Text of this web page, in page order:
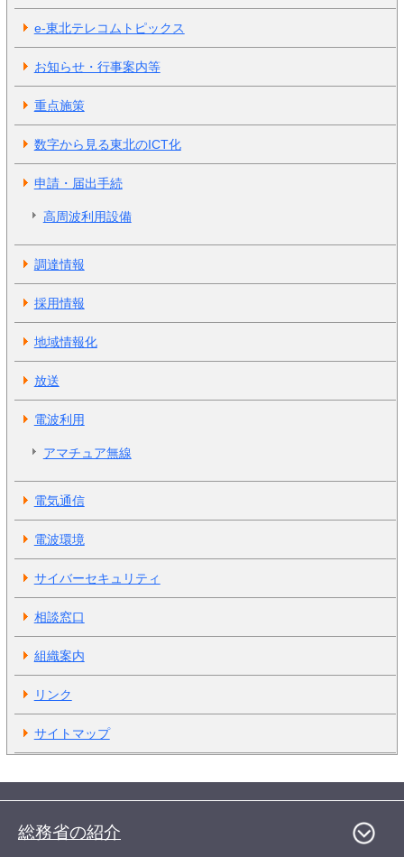
e-東北テレコムトピックス
お知らせ・行事案内等
重点施策
数字から見る東北のICT化
申請・届出手続
高周波利用設備
調達情報
採用情報
地域情報化
放送
電波利用
アマチュア無線
電気通信
電波環境
サイバーセキュリティ
相談窓口
組織案内
リンク
サイトマップ
総務省の紹介